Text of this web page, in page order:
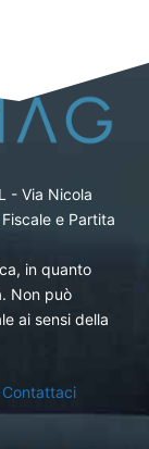
- Via Nicola
e Partita
in quanto
Non può
ai sensi della
Contattaci